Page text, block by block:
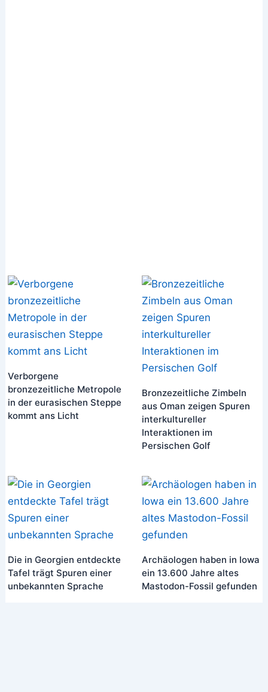
Verborgene
bronzezeitliche Metropole
in der eurasischen Steppe
kommt ans Licht
Bronzezeitliche Zimbeln
aus Oman zeigen Spuren
interkultureller
Interaktionen im
Persischen Golf
Die in Georgien entdeckte
Tafel trägt Spuren einer
unbekannten Sprache
Archäologen haben in Iowa
ein 13.600 Jahre altes
Mastodon-Fossil gefunden